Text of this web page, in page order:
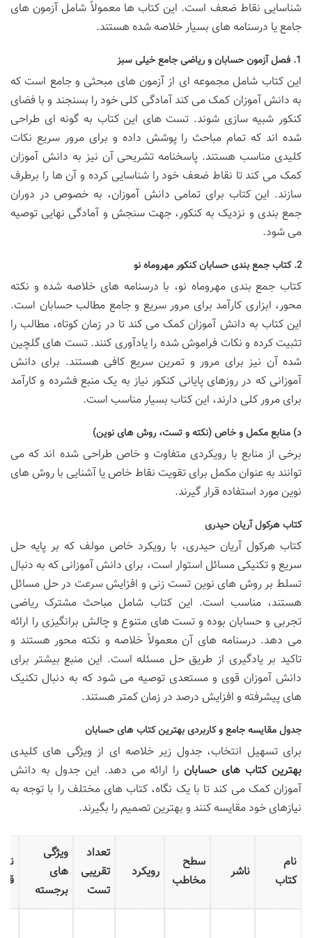
شناسایی نقاط ضعف است. این کتاب ها معمولاً شامل آزمون های
جامع یا درسنامه های بسیار خلاصه شده هستند.
1. فصل آزمون حسابان و ریاضی جامع خیلی سبز
این کتاب شامل مجموعه ای از آزمون های مبحثی و جامع است که
به دانش آموزان کمک می کند آمادگی کلی خود را بسنجند و با فضای
کنکور شبیه سازی شوند. تست های این کتاب به گونه ای طراحی
شده اند که تمام مباحث را پوشش داده و برای مرور سریع نکات
کلیدی مناسب هستند. پاسخنامه تشریحی آن نیز به دانش آموزان
کمک می کند تا نقاط ضعف خود را شناسایی کرده و آن ها را برطرف
سازند. این کتاب برای تمامی دانش آموزان، به خصوص در دوران
جمع بندی و نزدیک به کنکور، جهت سنجش و آمادگی نهایی توصیه
می شود.
2. کتاب جمع بندی حسابان کنکور مهروماه نو
کتاب جمع بندی مهروماه نو، با درسنامه های خلاصه شده و نکته
محور، ابزاری کارآمد برای مرور سریع و جامع مطالب حسابان است.
این کتاب به دانش آموزان کمک می کند تا در زمان کوتاه، مطالب را
تثبیت کرده و نکات فراموش شده را یادآوری کنند. تست های گلچین
شده آن نیز برای مرور و تمرین سریع کافی هستند. برای دانش
آموزانی که در روزهای پایانی کنکور نیاز به یک منبع فشرده و کارآمد
برای مرور کلی دارند، این کتاب بسیار مناسب است.
د) منابع مکمل و خاص (نکته و تست، روش های نوین)
برخی از منابع با رویکردی متفاوت و خاص طراحی شده اند که می
توانند به عنوان مکمل برای تقویت نقاط خاص یا آشنایی با روش های
نوین مورد استفاده قرار گیرند.
کتاب هرکول آریان حیدری
کتاب هرکول آریان حیدری، با رویکرد خاص مولف که بر پایه حل
سریع و تکنیکی مسائل استوار است، برای دانش آموزانی که به دنبال
تسلط بر روش های نوین تست زنی و افزایش سرعت در حل مسائل
هستند، مناسب است. این کتاب شامل مباحث مشترک ریاضی
تجربی و حسابان بوده و تست های متنوع و چالش برانگیزی را ارائه
می دهد. درسنامه های آن معمولاً خلاصه و نکته محور هستند و
تاکید بر یادگیری از طریق حل مسئله است. این منبع بیشتر برای
دانش آموزان قوی و مستعدی توصیه می شود که به دنبال تکنیک
های پیشرفته و افزایش درصد در زمان کمتر هستند.
جدول مقایسه جامع و کاربردی بهترین کتاب های حسابان
برای تسهیل انتخاب، جدول زیر خلاصه ای از ویژگی های کلیدی
بهترین کتاب های حسابان را ارائه می دهد. این جدول به دانش
آموزان کمک می کند تا با یک نگاه، کتاب های مختلف را با توجه به
نیازهای خود مقایسه کنند و بهترین تصمیم را بگیرند.
نام
کتاب
ناشر
سطح
مخاطب
رویکرد
تعداد
تقریبی
تست
ویژگی
های
برجسته